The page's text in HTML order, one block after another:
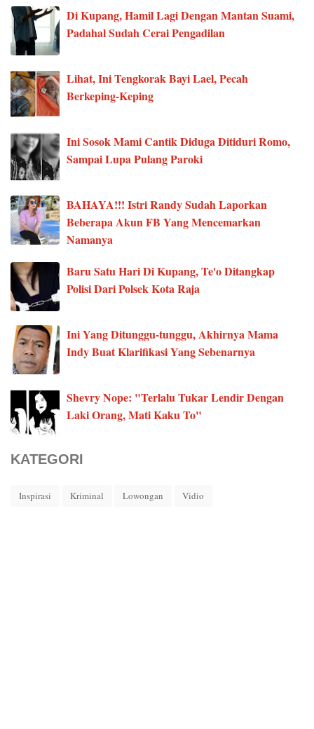
Di Kupang, Hamil Lagi Dengan Mantan Suami,
Padahal Sudah Cerai Pengadilan
Lihat, Ini Tengkorak Bayi Lael, Pecah
Berkeping-Keping
Ini Sosok Mami Cantik Diduga Ditiduri Romo,
Sampai Lupa Pulang Paroki
BAHAYA!!! Istri Randy Sudah Laporkan
Beberapa Akun FB Yang Mencemarkan
Namanya
Baru Satu Hari Di Kupang, Te'o Ditangkap
Polisi Dari Polsek Kota Raja
Ini Yang Ditunggu-tunggu, Akhirnya Mama
Indy Buat Klarifikasi Yang Sebenarnya
Shevry Nope: "Terlalu Tukar Lendir Dengan
Laki Orang, Mati Kaku To"
KATEGORI
Inspirasi Kriminal Lowongan Vidio